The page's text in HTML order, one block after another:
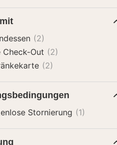
(2)
Check-Out (2)
(2)
Stornierung (1)